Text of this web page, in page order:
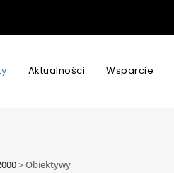
Aktualności Wsparcie
>Obiektywy